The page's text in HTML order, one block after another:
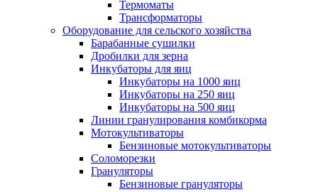
Термоматы
Трансформаторы
Оборудование для сельского хозяйства
Барабанные сушилки
Дробилки для зерна
Инкубаторы для яиц
Инкубаторы на 1000 яиц
Инкубаторы на 250 яиц
Инкубаторы на 500 яиц
Линии гранулирования комбикорма
Мотокультиваторы
Бензиновые мотокультиваторы
Соломорезки
Грануляторы
Бензиновые грануляторы